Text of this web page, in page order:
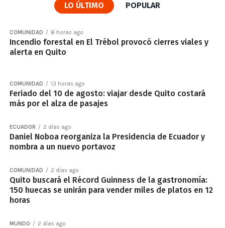
LO ÚLTIMO POPULAR
COMUNIDAD 8 horas ago
Incendio forestal en El Trébol provocó cierres viales y
alerta en Quito
COMUNIDAD 13 horas ago
Feriado del 10 de agosto: viajar desde Quito costará
más por el alza de pasajes
ECUADOR 2 días ago
Daniel Noboa reorganiza la Presidencia de Ecuador y
nombra a un nuevo portavoz
COMUNIDAD 2 días ago
Quito buscará el Récord Guinness de la gastronomía:
150 huecas se unirán para vender miles de platos en 12
horas
MUNDO 2 días ago